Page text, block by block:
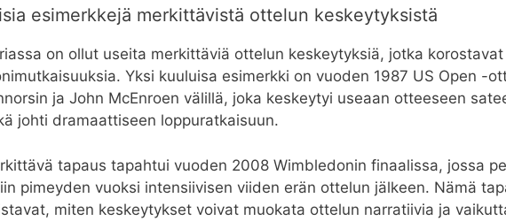
esimerkkejä merkittävistä ottelun keskeytyksistä
on ollut useita merkittäviä ottelun keskeytyksiä, jotka korostavat
Yksi kuuluisa esimerkki on vuoden 1987 US Open -
ja John McEnroen välillä, joka keskeytyi useaan otteeseen
johti dramaattiseen loppuratkaisuun.
tapaus tapahtui vuoden 2008 Wimbledonin finaalissa, jossa
pimeyden vuoksi intensiivisen viiden erän ottelun jälkeen. Nämä
miten keskeytykset voivat muokata ottelun narratiivia ja